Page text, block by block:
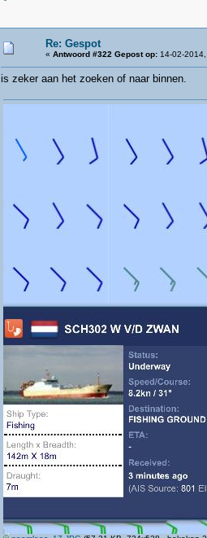
Re: Gespot
« Antwoord #322 Gepost op: 14-02-
is zeker aan het zoeken of naar binnen.